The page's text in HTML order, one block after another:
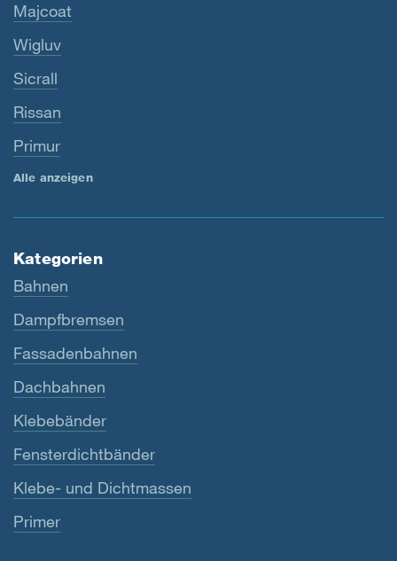
Majcoat
Wigluv
Sicrall
Rissan
Primur
Alle anzeigen
Kategorien
Bahnen
Dampfbremsen
Fassadenbahnen
Dachbahnen
Klebebänder
Fensterdichtbänder
Klebe- und Dichtmassen
Primer